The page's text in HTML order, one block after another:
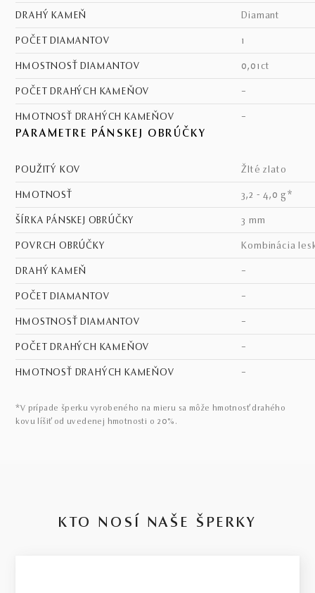
DRAHÝ KAMEŇ diamant
POČET DIAMANTOV 1
HMOSTNOSŤ DIAMANTOV 0,01ct
POČET DRAHÝCH KAMEŇOV –
HMOTNOSŤ DRAHÝCH KAMEŇOV –
PARAMETRE PÁNSKEJ OBRÚČKY
POUŽITÝ KOV žlté zlato
HMOTNOSŤ 3,2 - 4,0 g*
ŠÍRKA PÁNSKEJ OBRÚČKY 3 mm
POVRCH OBRÚČKY kombinácia
DRAHÝ KAMEŇ –
POČET DIAMANTOV –
HMOSTNOSŤ DIAMANTOV –
POČET DRAHÝCH KAMEŇOV –
HMOTNOSŤ DRAHÝCH KAMEŇOV –
*V prípade šperku vyrobeného na mieru sa môže hmotnosť drahého
kovu líšiť od uvedenej hmotnosti o 20%.
KTO NOSÍ NAŠE ŠPERKY